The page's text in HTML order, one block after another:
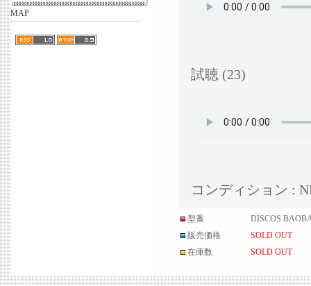
MAP
試聴 (23)
コンディション :
型番
DISCOS
販売価格
SOLD OUT
在庫数
SOLD OUT